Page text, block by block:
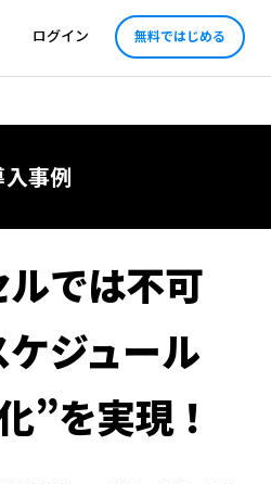
ログイン 無料ではじめる
事例
では不可
ジュール
”を実現！